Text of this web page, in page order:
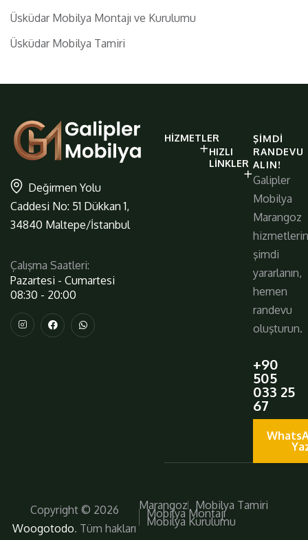
Üsküdar Mobilya Montajı ve Kurulumu
Üsküdar Mobilya Tamiri
Değirmen Yolu
Caddesi No: 51 Dükkan 1,
34840 Maltepe/İstanbul
Çalışma Saatleri:
Pazartesi - Cumartesi
08:30 - 20:00
galiplermobilya
https://
HIZMETLER
HIZLI
LINKLER
ŞIMDI
RANDEVU
ALIN!
Galipler
Mobilya
Marangoz
şimdi
yararlanın,
hemen
randevu
oluşturun.
+90
505
033 25
67
Copyright © 2026
Woogotodo. Tüm hakları
Marangoz Mobilya Tamiri
Mobilya Montajı
Mobilya Kurulumu